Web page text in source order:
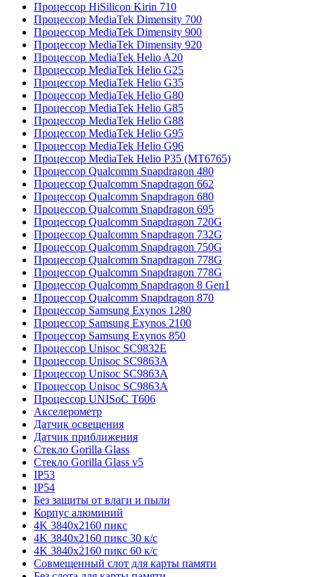
Процессор HiSilicon Kirin 710
Процессор MediaTek Dimensity 700
Процессор MediaTek Dimensity 900
Процессор MediaTek Dimensity 920
Процессор MediaTek Helio A20
Процессор MediaTek Helio G25
Процессор MediaTek Helio G35
Процессор MediaTek Helio G80
Процессор MediaTek Helio G85
Процессор MediaTek Helio G88
Процессор MediaTek Helio G95
Процессор MediaTek Helio G96
Процессор MediaTek Helio P35 (MT6765)
Процессор Qualcomm Snapdragon 480
Процессор Qualcomm Snapdragon 662
Процессор Qualcomm Snapdragon 680
Процессор Qualcomm Snapdragon 695
Процессор Qualcomm Snapdragon 720G
Процессор Qualcomm Snapdragon 732G
Процессор Qualcomm Snapdragon 750G
Процессор Qualcomm Snapdragon 778G
Процессор Qualcomm Snapdragon 778G
Процессор Qualcomm Snapdragon 8 Gen1
Процессор Qualcomm Snapdragon 870
Процессор Samsung Exynos 1280
Процессор Samsung Exynos 2100
Процессор Samsung Exynos 850
Процессор Unisoc SC9832E
Процессор Unisoc SC9863A
Процессор Unisoc SC9863A
Процессор Unisoc SC9863A
Процессор UNISoC T606
Акселерометр
Датчик освещения
Датчик приближения
Стекло Gorilla Glass
Стекло Gorilla Glass v5
IP53
IP54
Без защиты от влаги и пыли
Корпус алюминий
4K 3840x2160 пикс
4K 3840x2160 пикс 30 к/с
4K 3840x2160 пикс 60 к/с
Совмещенный слот для карты памяти